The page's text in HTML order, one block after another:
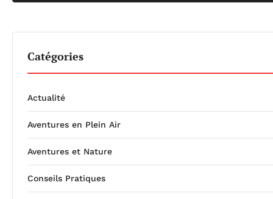
Catégories
Actualité
Aventures en Plein Air
Aventures et Nature
Conseils Pratiques